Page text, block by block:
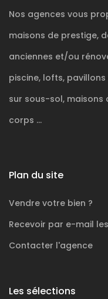
Nos agences vous
maisons de prestige,
anciennes et/ou
piscine, lofts,
sur sous-sol, maisons
corps ...
Plan du site
Vendre votre bien ?
Recevoir par e-mail
Contacter l'agence
Les sélections